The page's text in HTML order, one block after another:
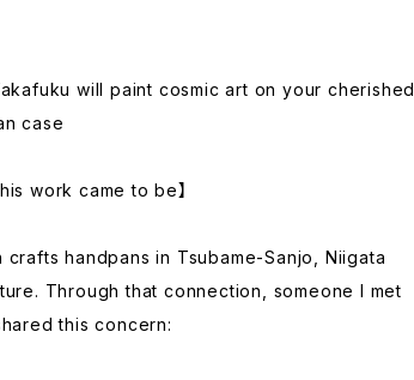
will paint cosmic art on your cherished
case
work came to be】
crafts handpans in Tsubame-Sanjo, Niigata
Through that connection, someone I met
this concern: